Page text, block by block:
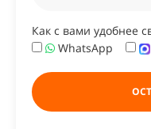
Как с вами удобнее
WhatsApp